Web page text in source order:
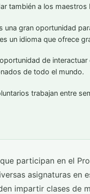
también a los maestros
una gran oportunidad
un idioma que ofrece
de
de todo el mundo.
trabajan entre
participan en el
asignaturas en
impartir clases de